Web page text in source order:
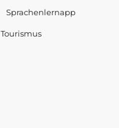
Sprachenlernapp
Tourismus